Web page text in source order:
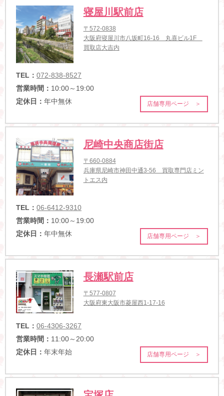
寝屋川駅前店
〒572-0838
大阪府寝屋川市八坂町16-16 丸喜ビル1F
買取店大吉内
TEL： 072-838-8527
営業時間： 10:00～19:00
定休日： 年中無休 店舗専用ページ ＞
尼崎中央商店街店
〒660-0884
兵庫県尼崎市神田中通3-56 買取専門店ミン
トエス内
TEL： 06-6412-9310
営業時間： 10:00～19:00
定休日： 年中無休 店舗専用ページ ＞
長瀬駅前店
〒577-0807
大阪府東大阪市菱屋西1-17-16
TEL： 06-4306-3267
営業時間： 11:00～20:00
定休日： 年末年始 店舗専用ページ ＞